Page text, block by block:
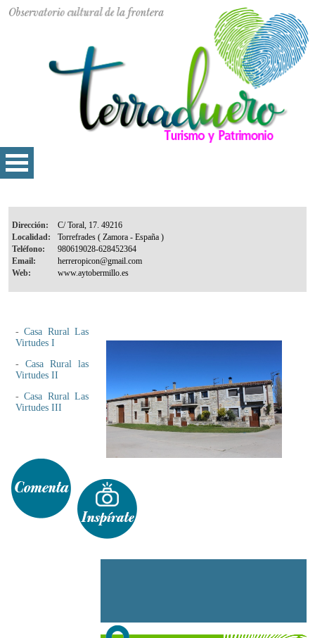
Dirección:
Localidad:
Teléfono:
Email:
Web:
-Casa Rural Las
Virtudes I
- Casa Rural las
Virtudes II
-Casa Rural Las
Virtudes III